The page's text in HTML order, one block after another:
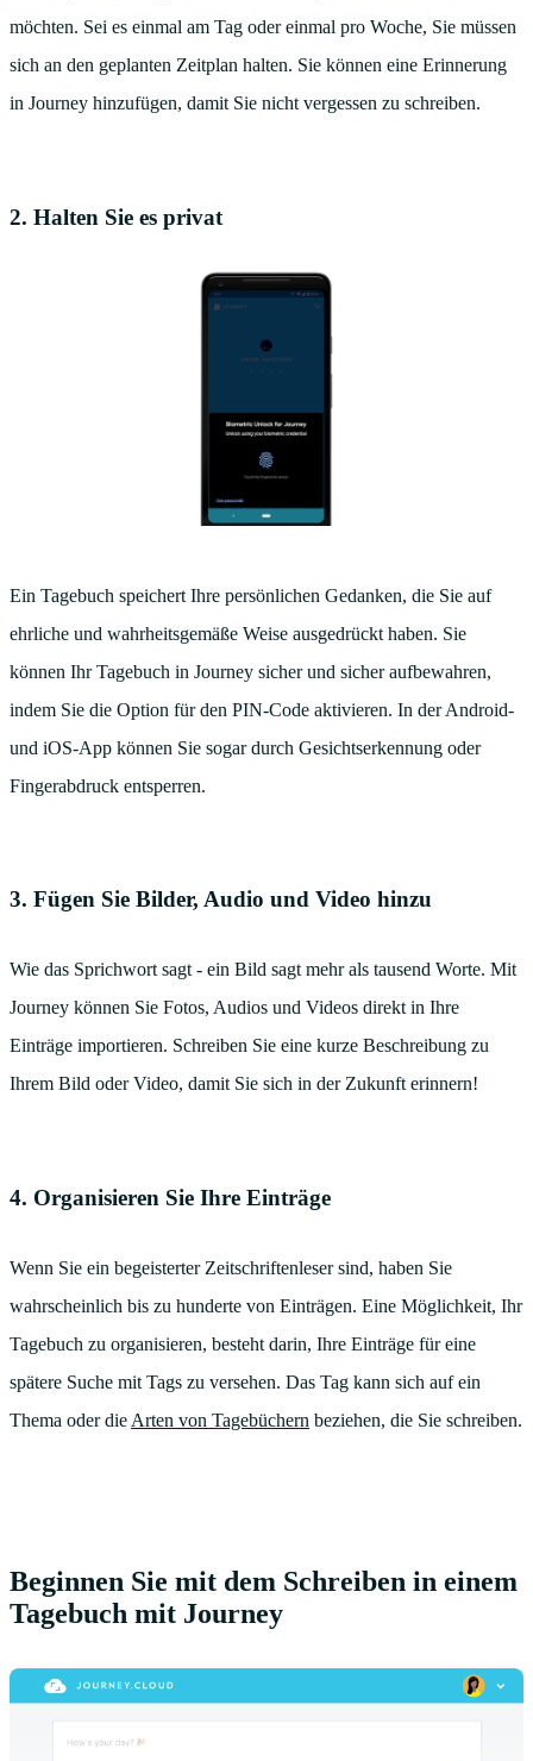
möchten. Sei es einmal am Tag oder einmal pro Woche, Sie müssen
sich an den geplanten Zeitplan halten. Sie können eine Erinnerung
in Journey hinzufügen, damit Sie nicht vergessen zu schreiben.
2. Halten Sie es privat
Ein Tagebuch speichert Ihre persönlichen Gedanken, die Sie auf
ehrliche und wahrheitsgemäße Weise ausgedrückt haben. Sie
können Ihr Tagebuch in Journey sicher und sicher aufbewahren,
indem Sie die Option für den PIN-Code aktivieren. In der Android-
und iOS-App können Sie sogar durch Gesichtserkennung oder
Fingerabdruck entsperren.
3. Fügen Sie Bilder, Audio und Video hinzu
Wie das Sprichwort sagt - ein Bild sagt mehr als tausend Worte. Mit
Journey können Sie Fotos, Audios und Videos direkt in Ihre
Einträge importieren. Schreiben Sie eine kurze Beschreibung zu
Ihrem Bild oder Video, damit Sie sich in der Zukunft erinnern!
4. Organisieren Sie Ihre Einträge
Wenn Sie ein begeisterter Zeitschriftenleser sind, haben Sie
wahrscheinlich bis zu hunderte von Einträgen. Eine Möglichkeit, Ihr
Tagebuch zu organisieren, besteht darin, Ihre Einträge für eine
spätere Suche mit Tags zu versehen. Das Tag kann sich auf ein
Thema oder die Arten von Tagebüchern beziehen, die Sie schreiben.
Beginnen Sie mit dem Schreiben in einem
Tagebuch mit Journey